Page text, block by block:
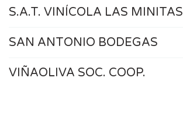
S.A.T. VINÍCOLA LAS MINITAS
SAN ANTONIO BODEGAS
VIÑAOLIVA SOC. COOP.